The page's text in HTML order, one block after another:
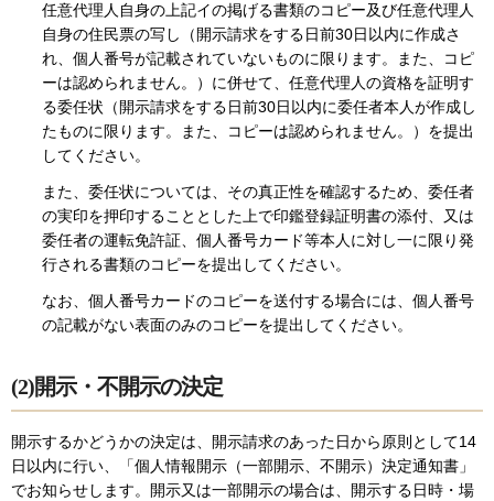
任意代理人自身の上記イの掲げる書類のコピー及び任意代理人
自身の住民票の写し（開示請求をする日前30日以内に作成さ
れ、個人番号が記載されていないものに限ります。また、コピ
ーは認められません。）に併せて、任意代理人の資格を証明す
る委任状（開示請求をする日前30日以内に委任者本人が作成し
たものに限ります。また、コピーは認められません。）を提出
してください。
また、委任状については、その真正性を確認するため、委任者
の実印を押印することとした上で印鑑登録証明書の添付、又は
委任者の運転免許証、個人番号カード等本人に対し一に限り発
行される書類のコピーを提出してください。
なお、個人番号カードのコピーを送付する場合には、個人番号
の記載がない表面のみのコピーを提出してください。
(2)開示・不開示の決定
開示するかどうかの決定は、開示請求のあった日から原則として14
日以内に行い、「個人情報開示（一部開示、不開示）決定通知書」
でお知らせします。開示又は一部開示の場合は、開示する日時・場